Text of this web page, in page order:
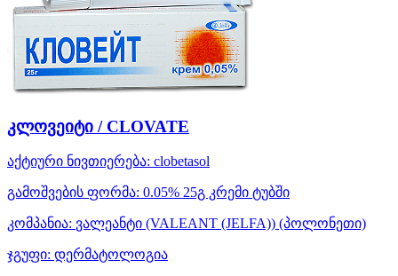
კლოვეიტი / CLOVATE
აქტიური ნივთიერება: clobetasol
გამოშვების ფორმა: 0.05% 25გ კრემი ტუბში
კომპანია: ვალეანტი (VALEANT (JELFA)) (პოლონეთი)
ჯგუფი: დერმატოლოგია